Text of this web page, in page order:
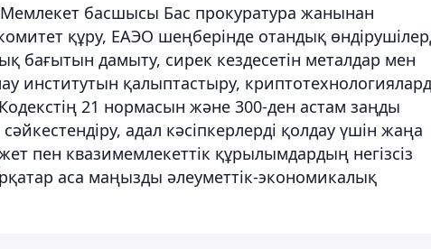
Мемлекет басшысы Бас прокуратура жанынан
құру, ЕАЭО шеңберінде отандық
бағытын дамыту, сирек кездесетін металдар мен
институтын қалыптастыру,
21 нормасын және 300-ден астам заңды
адал кәсіпкерлерді қолдау үшін жаңа
пен квазимемлекеттік құрылымдардың негізсіз
аса маңызды әлеуметтік-экономикалық